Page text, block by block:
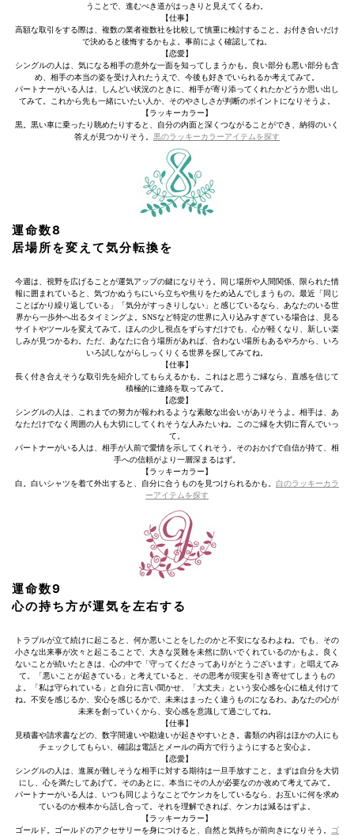
うことで、進むべき道がはっきりと見えてくるわ。
【仕事】
高額な取引をする際は、複数の業者複数社を比較して慎重に検討すること。お付き合いだけ
で決めると後悔するかもよ。事前によく確認してね。
【恋愛】
シングルの人は、気になる相手の意外な一面を知ってしまうかも。良い部分も悪い部分も含
め、相手の本当の姿を受け入れたうえで、今後も好きでいられるか考えてみて。
パートナーがいる人は、しんどい状況のときに、相手が寄り添ってくれたかどうか思い出し
てみて。これから先も一緒にいたい人か、そのやさしさが判断のポイントになりそうよ。
【ラッキーカラー】
黒。黒い車に乗ったり眺めたりすると、自分の内面と深くつながることができ、納得のいく
答えが見つかりそう。 黒のラッキーカラーアイテムを探す
運命数8
居場所を変えて気分転換を
今週は、視野を広げることが運気アップの鍵になりそう。同じ場所や人間関係、限られた情
報に囲まれていると、気づかぬうちにいら立ちや焦りをため込んでしまうもの。最近「同じ
ことばかり繰り返している」「気分がすっきりしない」と感じているなら、あなたのいる世
界から一歩外へ出るタイミングよ。SNSなど特定の世界に入り込みすぎている場合は、見る
サイトやツールを変えてみて。ほんの少し視点をずらすだけでも、心が軽くなり、新しい楽
しみが見つかるわ。ただ、あなたに合う場所があれば、合わない場所もあるやろから、いろ
いろ試しながらしっくりくる世界を探してみてね。
【仕事】
長く付き合えそうな取引先を紹介してもらえるかも。これはと思うご縁なら、直感を信じて
積極的に連絡を取ってみて。
【恋愛】
シングルの人は、これまでの努力が報われるような素敵な出会いがありそうよ。相手は、あ
なただけでなく周囲の人も大切にしてくれそうな人みたいね。このご縁を大切に育んでいっ
て。
パートナーがいる人は、相手が人前で愛情を示してくれそう。そのおかげで自信が持て、相
手への信頼がより一層深まるはず。
【ラッキーカラー】
白。白いシャツを着て外出すると、自分に合うものを見つけられるかも。 白のラッキーカラ
ーアイテムを探す
運命数9
心の持ち方が運気を左右する
トラブルが立て続けに起こると、何か悪いことをしたのかと不安になるわよね。でも、その
小さな出来事が次々と起こることで、大きな災難を未然に防いでくれているのかもよ。良く
ないことが続いたときは、心の中で「守ってくださってありがとうございます」と唱えてみ
て。「悪いことが起きている」と考えていると、その思考が現実を引き寄せてしまうもの
よ。「私は守られている」と自分に言い聞かせ、「大丈夫」という安心感を心に植え付けて
ね。不安を感じるか、安心を感じるかで、未来はまったく違うものになるわ。あなたの心が
未来を創っていくから、安心感を意識して過ごしてね。
【仕事】
見積書や請求書などの、数字間違いや勘違いが起きやすいとき。書類の内容はほかの人にも
チェックしてもらい、確認は電話とメールの両方で行うようにすると安心よ。
【恋愛】
シングルの人は、進展が難しそうな相手に対する期待は一旦手放すこと。まずは自分を大切
にし、心を満たしてあげて。そのあとに、本当にその人が必要なのか改めて考えてみて。
パートナーがいる人は、いつも同じようなことでケンカをしているなら、お互いに何を求め
ているのか根本から話し合って。それを理解できれば、ケンカは減るはずよ。
【ラッキーカラー】
ゴールド。ゴールドのアクセサリーを身につけると、自然と気持ちが前向きになりそう。 ゴ